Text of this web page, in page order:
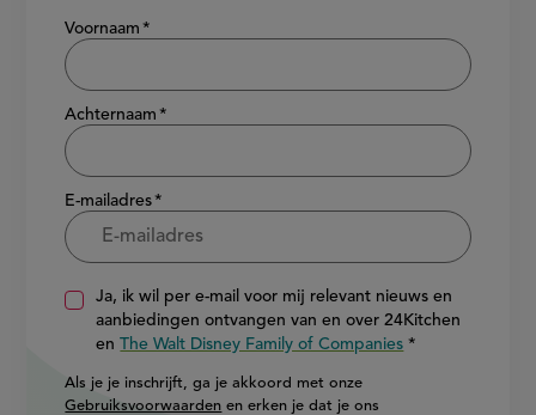
Show/hide
Voornaam
Achternaam
E-mailadres
Ja, ik wil per e-mail voor mij relevant nieuws en
aanbiedingen ontvangen van en over 24Kitchen
enThe Walt Disney Family of Companies
Als je je inschrijft, ga je akkoord met onze
Gebruiksvoorwaarden en erken je dat je ons